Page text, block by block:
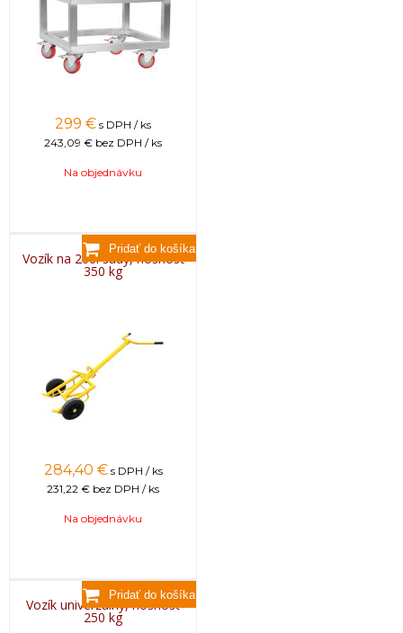
299 € s DPH / ks
243,09 € bez DPH / ks
Na objednávku
Vozík na 200l sudy, nosnosť
350 kg
284,40 € s DPH / ks
231,22 € bez DPH / ks
Na objednávku
Vozík univerzálny, nosnosť
250 kg